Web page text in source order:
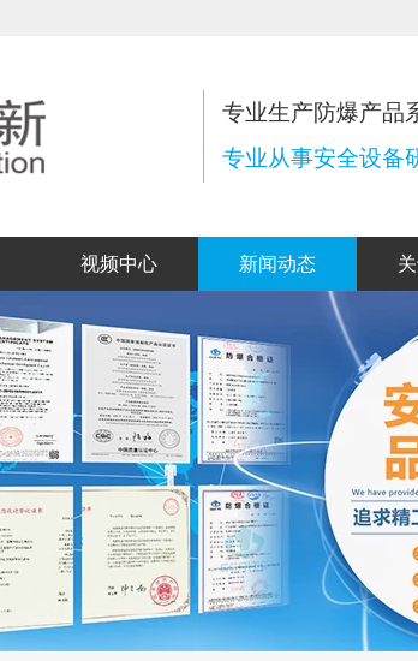
专业生产防爆产品
专业从事安全设备
视频中心 新闻动态